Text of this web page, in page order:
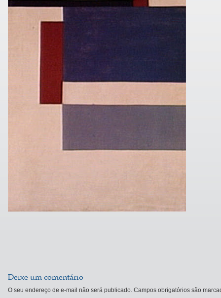
Deixe um comentário
O seu endereço de e-mail não será publicado. Campos obrigatórios são